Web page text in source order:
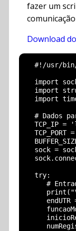
fazer um
Download
#!/usr/
import
import
import
# Dados
TCP_IP =
TCP_PORT
sock =
  try:
#
endUTR